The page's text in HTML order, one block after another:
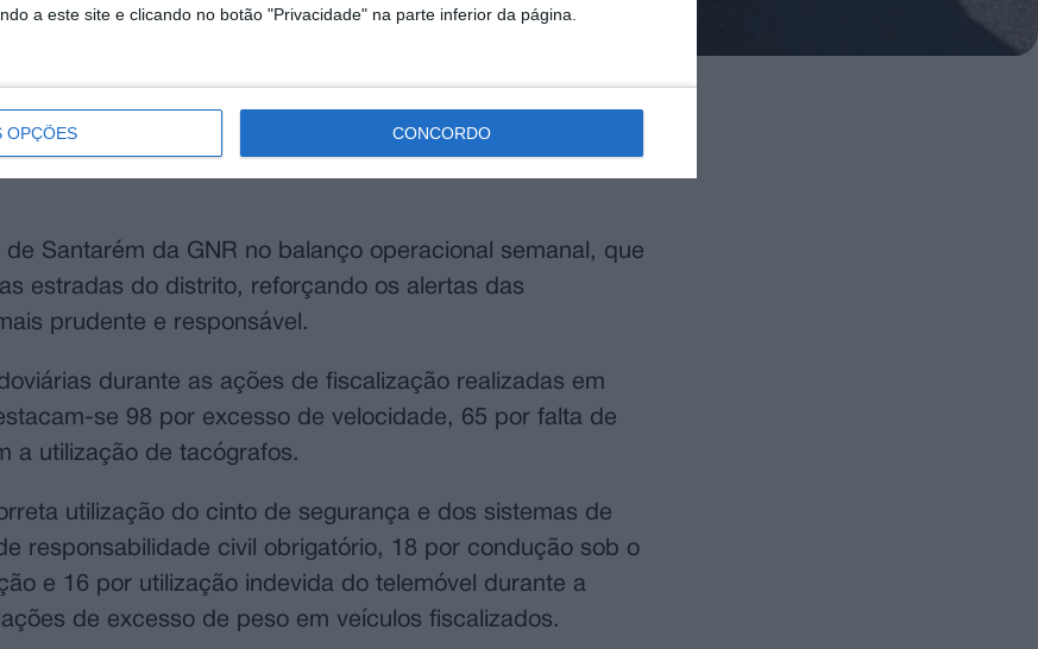
a este site e clicando no botão "Privacidade" na parte inferior da página.
OPÇÕES CONCORDO
distrito de Santarém, com a Guarda Nacional
os dias 1 e 7 de junho, dos quais resultaram dois
Santarém da GNR no balanço operacional semanal, que
estradas do distrito, reforçando os alertas das
prudente e responsável.
durante as ações de fiscalização realizadas em
se 98 por excesso de velocidade, 65 por falta de
a utilização de tacógrafos.
utilização do cinto de segurança e dos sistemas de
responsabilidade civil obrigatório, 18 por condução sob o
e 16 por utilização indevida do telemóvel durante a
de excesso de peso em veículos fiscalizados.